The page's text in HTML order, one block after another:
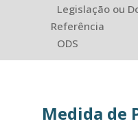
Legislação ou
Referência
ODS
Medida de